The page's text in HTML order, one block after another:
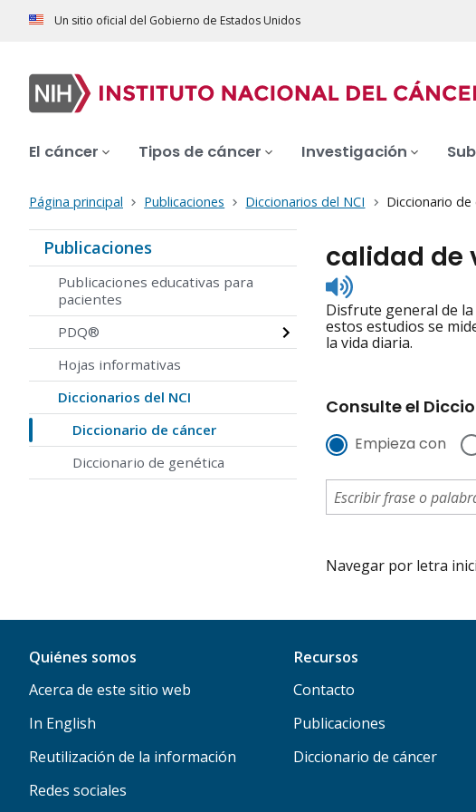
Un sitio oficial del Gobierno de Estados Unidos
El cáncer Tipos de cáncer Investigación
Página principal Publicaciones Diccionarios del NCI Diccionario de
Publicaciones
Publicaciones educativas para
pacientes
PDQ®
Hojas informativas
Diccionarios del NCI
Diccionario de cáncer
Diccionario de genética
calidad de
Listen
to
pronunciation
Disfrute general de la
estos estudios se
la vida diaria.
Consulte el
Empieza con
Navegar por letra
Quiénes somos
Acerca de este sitio web
In English
Reutilización de la información
Redes sociales
Recursos
Contacto
Publicaciones
Diccionario de cáncer